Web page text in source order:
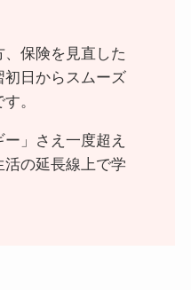
保険を見直した
初日からスムーズ
。
ー」さえ一度超え
の延長線上で学